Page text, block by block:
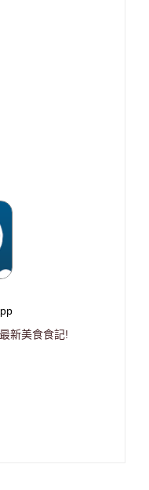
新美食食記!